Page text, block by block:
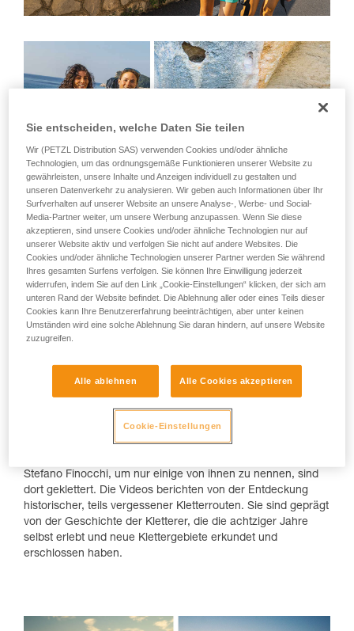
Links Wafaa Amer und Federica Mingolla
bei der Rückkehr vom Capo Noli. Rechts
Federica Mingolla in der legendären Route
“Viaggio nel futuro”(7c+) am Monte Sordo.
Es ist eine Reise durch Mythen und Legenden. Arco di
Trento, Monte Totoga, Val San Nicolò, Erto, Lumignano,
Cornalba, Finale Ligure und Sperlonga waren die ersten
Hotspots des Freikletterns in Italien. Und Roberto Bassi,
Manolo, Heinz Mariacher, Luisa Iovane, Mauro Corona,
Stefano Finocchi, um nur einige von ihnen zu nennen, sind
dort geklettert. Die Videos berichten von der Entdeckung
historischer, teils vergessener Kletterrouten. Sie sind geprägt
von der Geschichte der Kletterer, die die achtziger Jahre
selbst erlebt und neue Klettergebiete erkundet und
erschlossen haben.
Sie entscheiden, welche Daten Sie teilen
Wir (PETZL Distribution SAS) verwenden Cookies und/oder ähnliche
Technologien, um das ordnungsgemäße Funktionieren unserer Website zu
gewährleisten, unsere Inhalte und Anzeigen individuell zu gestalten und
unseren Datenverkehr zu analysieren. Wir geben auch Informationen über Ihr
Surfverhalten auf unserer Website an unsere Analyse-, Werbe- und Social-
Media-Partner weiter, um unsere Werbung anzupassen. Wenn Sie diese
akzeptieren, sind unsere Cookies und/oder ähnliche Technologien nur auf
unserer Website aktiv und verfolgen Sie nicht auf andere Websites. Die
Cookies und/oder ähnliche Technologien unserer Partner werden Sie während
Ihres gesamten Surfens verfolgen. Sie können Ihre Einwilligung jederzeit
widerrufen, indem Sie auf den Link „Cookie-Einstellungen“ klicken, der sich am
unteren Rand der Website befindet. Die Ablehnung aller oder eines Teils dieser
Cookies kann Ihre Benutzererfahrung beeinträchtigen, aber unter keinen
Umständen wird eine solche Ablehnung Sie daran hindern, auf unsere Website
zuzugreifen.
Alle ablehnen Alle Cookies akzeptieren
Cookie-Einstellungen